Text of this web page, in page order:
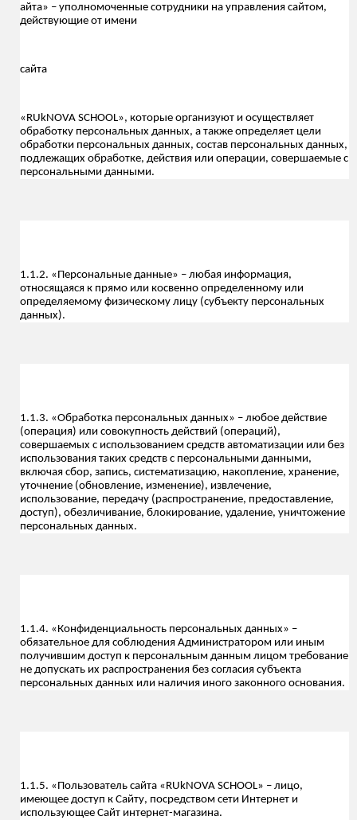
айта» – уполномоченные сотрудники на управления сайтом,
действующие от имени
сайта
«RUkNOVA SCHOOL», которые организуют и осуществляет
обработку персональных данных, а также определяет цели
обработки персональных данных, состав персональных данных,
подлежащих обработке, действия или операции, совершаемые с
персональными данными.
1.1.2. «Персональные данные» – любая информация,
относящаяся к прямо или косвенно определенному или
определяемому физическому лицу (субъекту персональных
данных).
1.1.3. «Обработка персональных данных» – любое действие
(операция) или совокупность действий (операций),
совершаемых с использованием средств автоматизации или без
использования таких средств с персональными данными,
включая сбор, запись, систематизацию, накопление, хранение,
уточнение (обновление, изменение), извлечение,
использование, передачу (распространение, предоставление,
доступ), обезличивание, блокирование, удаление, уничтожение
персональных данных.
1.1.4. «Конфиденциальность персональных данных» –
обязательное для соблюдения Администратором или иным
получившим доступ к персональным данным лицом требование
не допускать их распространения без согласия субъекта
персональных данных или наличия иного законного основания.
1.1.5. «Пользователь сайта «RUkNOVA SCHOOL» – лицо,
имеющее доступ к Сайту, посредством сети Интернет и
использующее Сайт интернет-магазина.